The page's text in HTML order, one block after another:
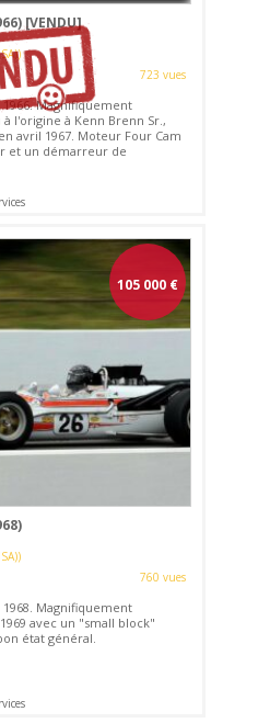
[VENDU]
723 vues
Magnifiquement
l'origine à Kenn Brenn Sr.,
avril 1967. Moteur Four Cam
et un démarreur de
105 000€
760 vues
Magnifiquement
avec un "small block"
état général.